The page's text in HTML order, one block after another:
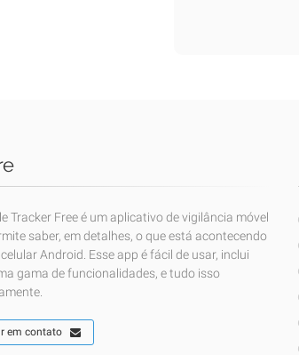
Tracker Free é um aplicativo de vigilância móvel
saber, em detalhes, o que está acontecendo
Android. Esse app é fácil de usar, inclui
gama de funcionalidades, e tudo isso
em contato